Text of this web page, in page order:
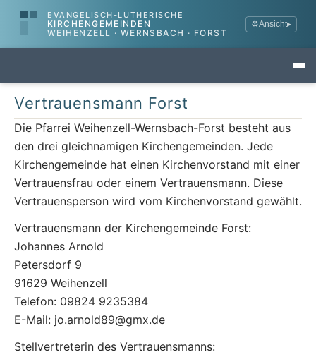
EVANGELISCH-LUTHERISCHE
KIRCHENGEMEINDEN
WEIHENZELL · WERNSBACH · FORST
⚙Ansicht▸
Vertrauensmann Forst
Die Pfarrei Weihenzell-Wernsbach-Forst besteht aus
den drei gleichnamigen Kirchengemeinden. Jede
Kirchengemeinde hat einen Kirchenvorstand mit einer
Vertrauensfrau oder einem Vertrauensmann. Diese
Vertrauensperson wird vom Kirchenvorstand gewählt.
Vertrauensmann der Kirchengemeinde Forst:
Johannes Arnold
Petersdorf 9
91629 Weihenzell
Telefon: 09824 9235384
E-Mail: jo.arnold89@gmx.de
Stellvertreterin des Vertrauensmanns: